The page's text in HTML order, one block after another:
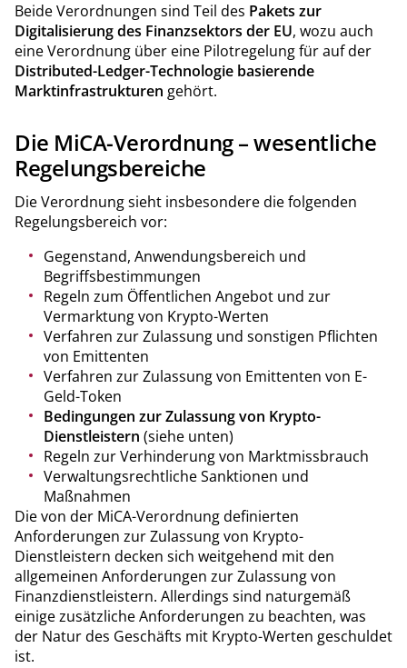
Beide Verordnungen sind Teil des Pakets zur
Digitalisierung des Finanzsektors der EU, wozu auch
eine Verordnung über eine Pilotregelung für auf der
Distributed-Ledger-Technologie basierende
Marktinfrastrukturen gehört.
Die MiCA-Verordnung – wesentliche
Regelungsbereiche
Die Verordnung sieht insbesondere die folgenden
Regelungsbereich vor:
Gegenstand, Anwendungsbereich und
Begriffsbestimmungen
Regeln zum Öffentlichen Angebot und zur
Vermarktung von Krypto-Werten
Verfahren zur Zulassung und sonstigen Pflichten
von Emittenten
Verfahren zur Zulassung von Emittenten von E-
Geld-Token
Bedingungen zur Zulassung von Krypto-
Dienstleistern (siehe unten)
Regeln zur Verhinderung von Marktmissbrauch
Verwaltungsrechtliche Sanktionen und
Maßnahmen
Die von der MiCA-Verordnung definierten
Anforderungen zur Zulassung von Krypto-
Dienstleistern decken sich weitgehend mit den
allgemeinen Anforderungen zur Zulassung von
Finanzdienstleistern. Allerdings sind naturgemäß
einige zusätzliche Anforderungen zu beachten, was
der Natur des Geschäfts mit Krypto-Werten geschuldet
ist.